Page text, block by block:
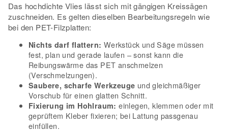
Das hochdichte Vlies lässt sich mit gängigen Kreissägen
zuschneiden. Es gelten dieselben Bearbeitungsregeln wie
bei den PET-Filzplatten:
Nichts darf flattern: Werkstück und Säge müssen
fest, plan und gerade laufen – sonst kann die
Reibungswärme das PET anschmelzen
(Verschmelzungen).
Saubere, scharfe Werkzeuge und gleichmäßiger
Vorschub für einen glatten Schnitt.
Fixierung im Hohlraum: einlegen, klemmen oder mit
geprüftem Kleber fixieren; bei Lattung passgenau
einfüllen.